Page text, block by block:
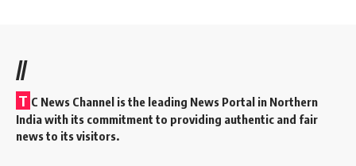
//
T C News Channel is the leading News Portal in Northern
India with its commitment to providing authentic and fair
news to its visitors.